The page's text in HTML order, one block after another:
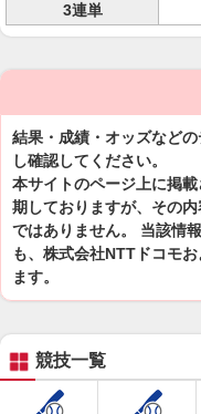
3連単
結果・成績・オッズなど
し確認してください。
本サイトのページ上に掲
期しておりますが、その
ではありません。 当該情
も、株式会社NTTドコモ
ます。
競技一覧